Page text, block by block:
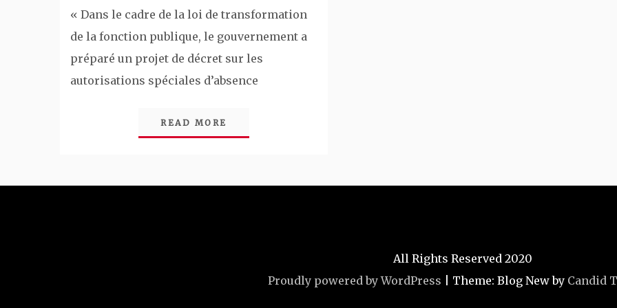
« Dans le cadre de la loi de transformation
de la fonction publique, le gouvernement a
préparé un projet de décret sur les
autorisations spéciales d’absence
READ MORE
All Rights Reserved 2020
Proudly powered by WordPress
Theme: Blog New by Candid